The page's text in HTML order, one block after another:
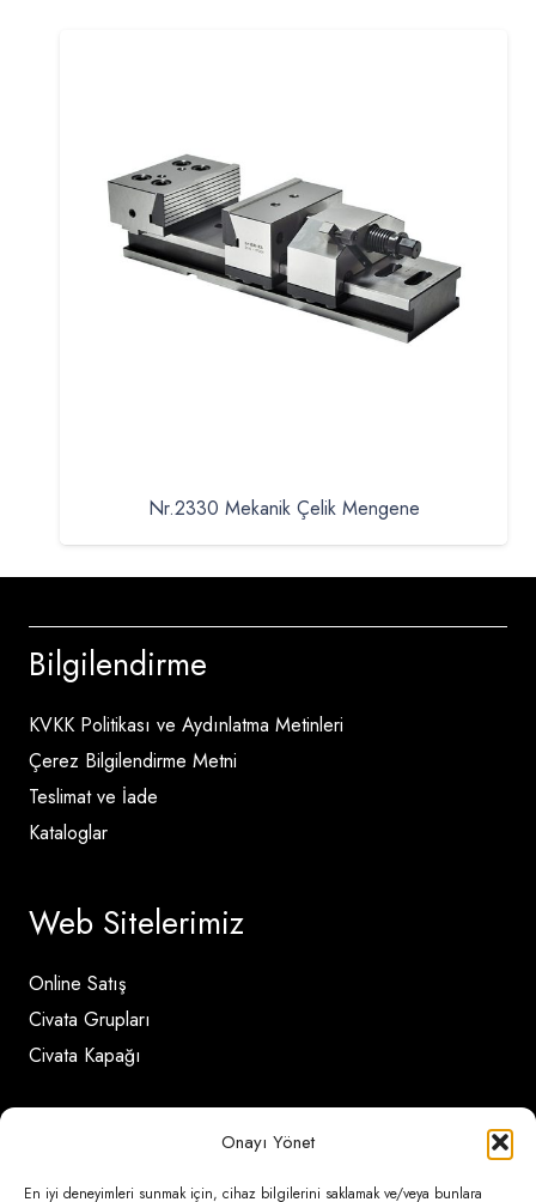
Onayı Yönet
En iyi deneyimleri sunmak için, cihaz bilgilerini saklamak ve/veya bunlara
Nr.2330 Mekanik Çelik Mengene
Bilgilendirme
KVKK Politikası ve Aydınlatma Metinleri
Çerez Bilgilendirme Metni
Teslimat ve İade
Kataloglar
Web Sitelerimiz
Online Satış
Civata Grupları
Civata Kapağı
İletişim Detayları